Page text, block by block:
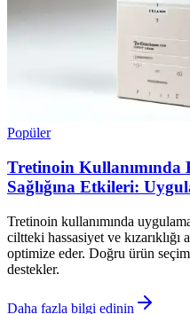
Popüler
Tretinoin Kullanımında
Sağlığına Etkileri:
Tretinoin kullanımında
ciltteki hassasiyet ve
optimize eder. Doğru ürün seçimi
destekler.
Daha fazla bilgi edinin